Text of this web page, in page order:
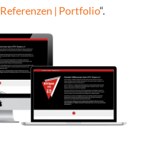
Referenzen | Portfolio“.